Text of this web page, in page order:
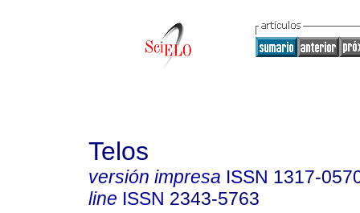
Telos
versión impresa ISSN 1317-
line ISSN 2343-5763